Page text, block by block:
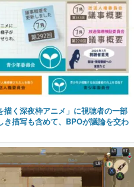
描く深夜枠アニメ」に視聴者の一部
描写も含めて、BPOが議論を交わ